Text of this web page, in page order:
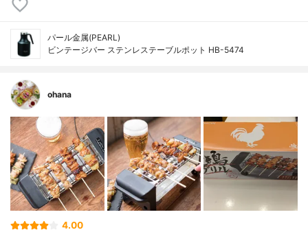
パール金属(PEARL)
ビンテージバー ステンレステーブルポット HB-5474
ohana
4.00